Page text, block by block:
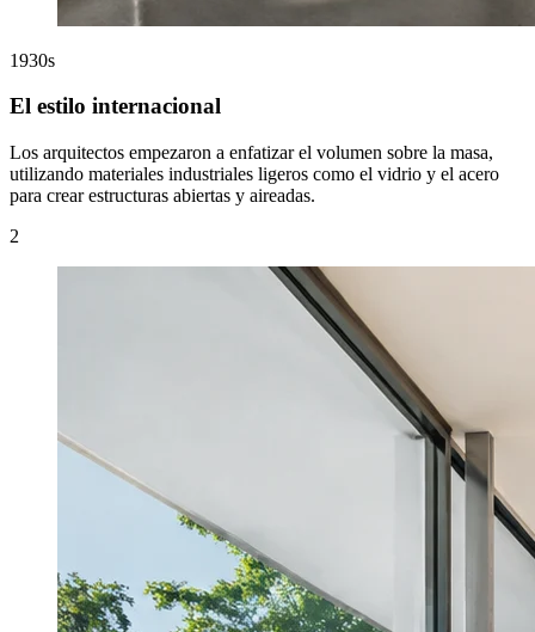
1930s
El estilo internacional
Los arquitectos empezaron a enfatizar el volumen sobre la masa,
utilizando materiales industriales ligeros como el vidrio y el acero
para crear estructuras abiertas y aireadas.
2